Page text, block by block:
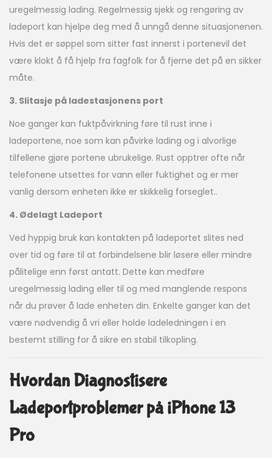
uregelmessig lading. Regelmessig sjekk og rengøring av
ladeport kan hjelpe deg med å unngå denne situasjonenen.
Hvis det er søppel som sitter fast innerst i portenevil det
være klokt å få hjelp fra fagfolk for å fjerne det på en sikker
måte.
3. Slitasje på ladestasjonens port
Noe ganger kan fuktpåvirkning føre til rust inne i
ladeportene, noe som kan påvirke lading og i alvorlige
tilfellene gjøre portene ubrukelige. Rust opptrer ofte når
telefonene utsettes for vann eller fuktighet og er mer
vanlig dersom enheten ikke er skikkelig forseglet..
4. Ødelagt Ladeport
Ved hyppig bruk kan kontakten på ladeportet slites ned
over tid og føre til at forbindelsene blir løsere eller mindre
pålitelige enn først antatt. Dette kan medføre
uregelmessig lading eller til og med manglende respons
når du prøver å lade enheten din. Enkelte ganger kan det
være nødvendig å vri eller holde ladeledningen i en
bestemt stilling for å sikre en stabil tilkopling.
Hvordan Diagnostisere
Ladeportproblemer på iPhone 13
Pro